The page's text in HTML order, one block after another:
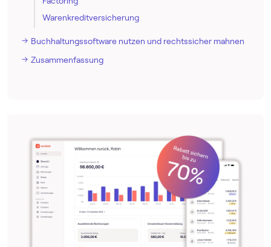
Warenkreditversicherung
Buch­haltungs­software nutzen und rechtssicher mahnen
Zusammenfassung